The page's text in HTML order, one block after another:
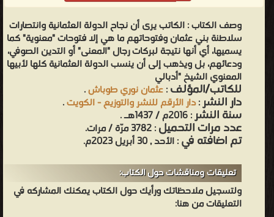
وصف الكتاب :الكاتب يرى أن نجاح الدولة العثمانية وانتصارات
سلاطنة بني عثمان وفتوحاتهم ما هي إلا فتوحات "معنوية" كما
يسميها، أي أنها نتيجة لبركات رجال "المعنى" أو التدين الصوفي،
ودعائهم، بل ويذهب إلى أن ينسب الدولة العثمانية كلها لأبيها
المعنوي الشيخ "أدبالي
للكاتب/المؤلف:عثمان نوري طوباش.
دار النشر:دار الأرقم للنشر والتوزيع - الكويت.
سنة النشر: 2016م / 1437هـ .
عدد مرات التحميل: 3782 مرّة / مرات.
تم اضافته في: الأحد , 30 أبريل 2023م.
تعليقات ومناقشات حول الكتاب:
ولتسجيل ملاحظاتك ورأيك حول الكتاب يمكنك المشاركه في
التعليقات من هنا: